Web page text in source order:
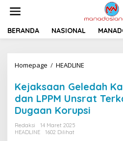
t
BERANDA NASIONAL
Homepage / HEADLINE
j
a
k
s
Kejaksaan Geledah
dan LPPM Unsrat
Dugaan Korupsi
Redaksi
14 Maret 2025
HEADLINE
1602 Dilihat